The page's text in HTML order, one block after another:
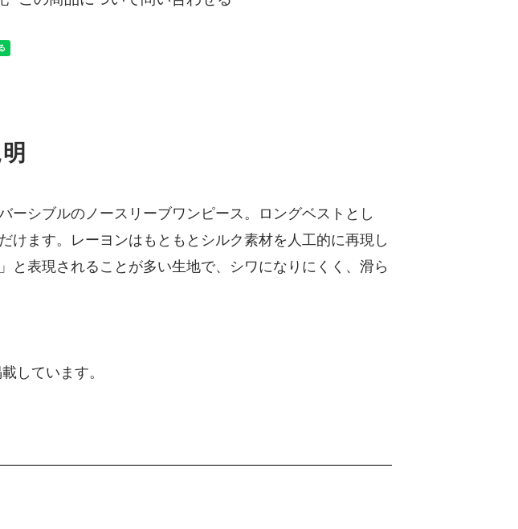
シブルのノースリーブワンピース。ロングベストとし
けます。レーヨンはもともとシルク素材を人工的に再現し
と表現されることが多い生地で、シワになりにくく、滑ら
しています。